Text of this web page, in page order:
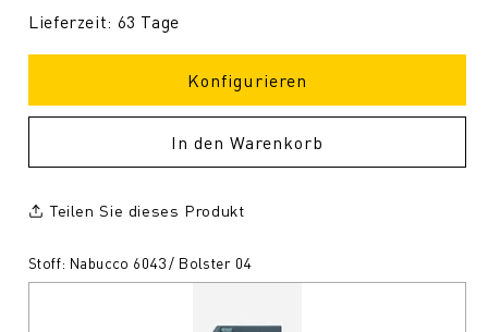
Lieferzeit: 63 Tage
Konfigurieren
In den Warenkorb
Teilen Sie dieses Produkt
Stoff: Nabucco 6043 / Bolster 04